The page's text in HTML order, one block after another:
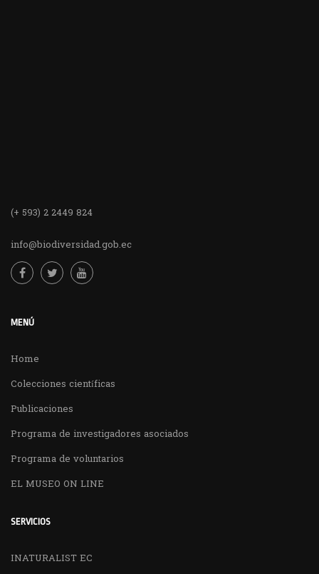
(+ 593) 2 2449 824
info@biodiversidad.gob.ec
MENÚ
Home
Colecciones científicas
Publicaciones
Programa de investigadores asociados
Programa de voluntarios
EL MUSEO ON LINE
SERVICIOS
INATURALIST EC